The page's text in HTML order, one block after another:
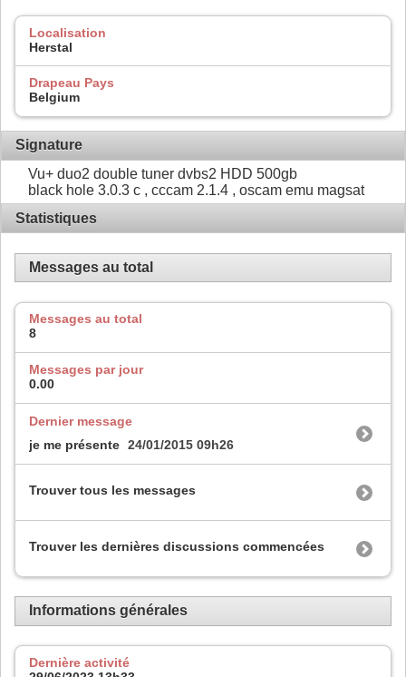
Localisation
Herstal
Drapeau Pays
Belgium
Signature
Vu+ duo2 double tuner dvbs2 HDD 500gb
black hole 3.0.3 c , cccam 2.1.4 , oscam emu magsat
Statistiques
Messages au total
Messages au total
8
Messages par jour
0.00
Dernier message
je me présente 24/01/2015 09h26
Trouver tous les messages
Trouver les dernières discussions commencées
Informations générales
Dernière activité